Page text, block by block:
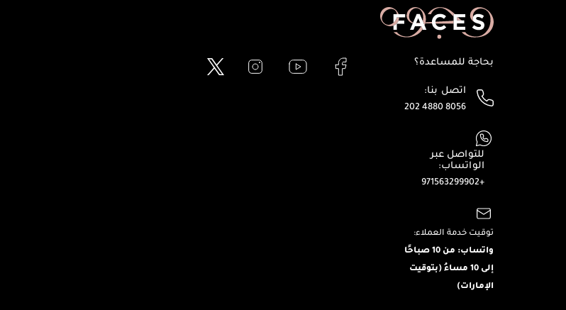
بحاجة للمساعدة؟
اتصل بنا:
202 4880 8056
للتواصل عبر
الواتساب:
+971563299902
توقيت خدمة العملاء:
واتساب: من 10 صباحًا
إلى 10 مساءُ (بتوقيت
الإمارات)